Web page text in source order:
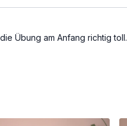
Übung am Anfang richtig toll.